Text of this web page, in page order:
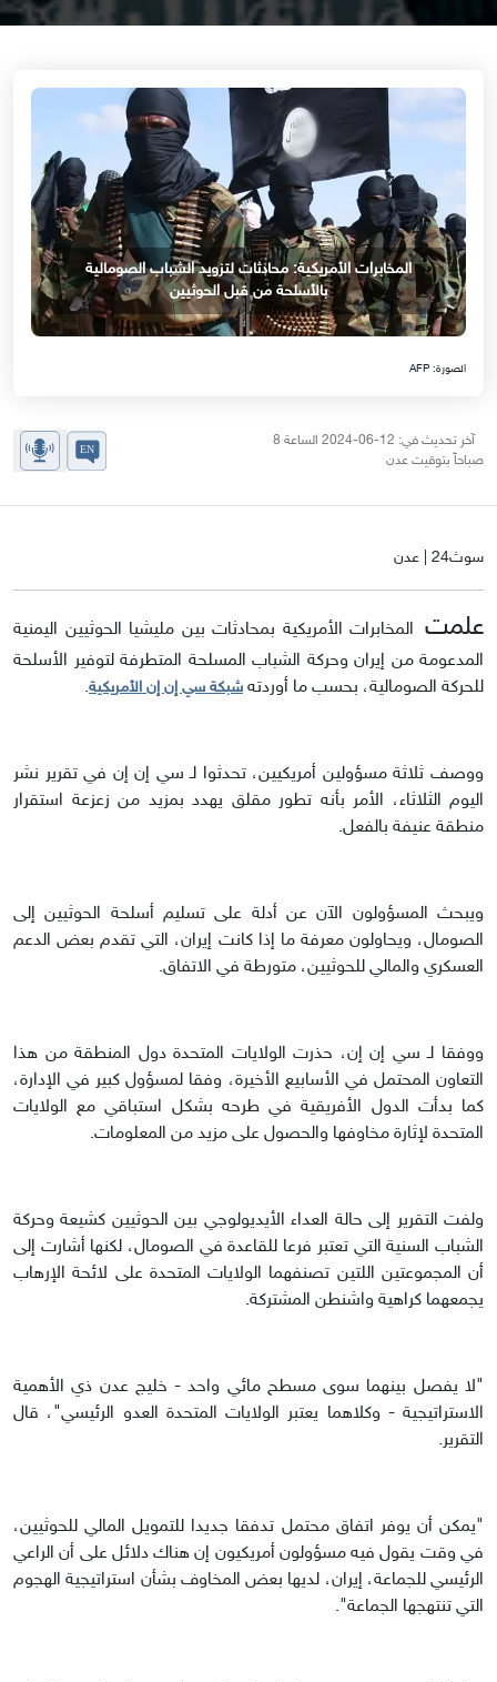
المخابرات الأمريكية: محادثات لتزويد الشباب الصومالية
بالأسلحة من قبل الحوثيين
الصورة: AFP
آخر تحديث في: 12-06-2024 الساعة 8
صباحاً بتوقيت عدن
سوث24 | عدن
علمت المخابرات الأمريكية بمحادثات بين مليشيا الحوثيين اليمنية
المدعومة من إيران وحركة الشباب المسلحة المتطرفة لتوفير الأسلحة
للحركة الصومالية، بحسب ما أوردته شبكة سي إن إن الأمريكية.
ووصف ثلاثة مسؤولين أمريكيين، تحدثوا لـ سي إن إن في تقرير نشر
اليوم الثلاثاء، الأمر بأنه تطور مقلق يهدد بمزيد من زعزعة استقرار
منطقة عنيفة بالفعل.
ويبحث المسؤولون الآن عن أدلة على تسليم أسلحة الحوثيين إلى
الصومال، ويحاولون معرفة ما إذا كانت إيران، التي تقدم بعض الدعم
العسكري والمالي للحوثيين، متورطة في الاتفاق.
ووفقا لـ سي إن إن، حذرت الولايات المتحدة دول المنطقة من هذا
التعاون المحتمل في الأسابيع الأخيرة، وفقا لمسؤول كبير في الإدارة،
كما بدأت الدول الأفريقية في طرحه بشكل استباقي مع الولايات
المتحدة لإثارة مخاوفها والحصول على مزيد من المعلومات.
ولفت التقرير إلى حالة العداء الأيديولوجي بين الحوثيين كشيعة وحركة
الشباب السنية التي تعتبر فرعا للقاعدة في الصومال، لكنها أشارت إلى
أن المجموعتين اللتين تصنفهما الولايات المتحدة على لائحة الإرهاب
يجمعهما كراهية واشنطن المشتركة.
"لا يفصل بينهما سوى مسطح مائي واحد - خليج عدن ذي الأهمية
الاستراتيجية - وكلاهما يعتبر الولايات المتحدة العدو الرئيسي"، قال
التقرير.
"يمكن أن يوفر اتفاق محتمل تدفقا جديدا للتمويل المالي للحوثيين،
في وقت يقول فيه مسؤولون أمريكيون إن هناك دلائل على أن الراعي
الرئيسي للجماعة، إيران، لديها بعض المخاوف بشأن استراتيجية الهجوم
التي تنتهجها الجماعة".